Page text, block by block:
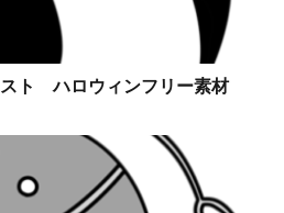
ト ハロウィンフリー素材